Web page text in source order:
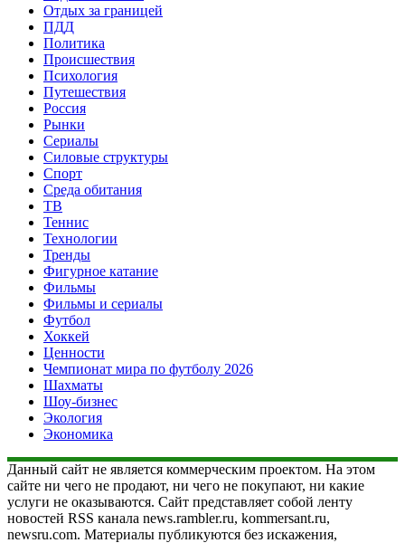
Отдых за границей
ПДД
Политика
Происшествия
Психология
Путешествия
Россия
Рынки
Сериалы
Силовые структуры
Спорт
Среда обитания
ТВ
Теннис
Технологии
Тренды
Фигурное катание
Фильмы
Фильмы и сериалы
Футбол
Хоккей
Ценности
Чемпионат мира по футболу 2026
Шахматы
Шоу-бизнес
Экология
Экономика
Данный сайт не является коммерческим проектом. На этом
сайте ни чего не продают, ни чего не покупают, ни какие
услуги не оказываются. Сайт представляет собой ленту
новостей RSS канала news.rambler.ru, kommersant.ru,
newsru.com. Материалы публикуются без искажения,